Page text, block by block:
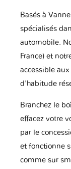
Basés à
spécialisés
automobile.
France) et
accessible
d'habitude
Branchez le
effacez votre
par le
et fonctionne
comme sur